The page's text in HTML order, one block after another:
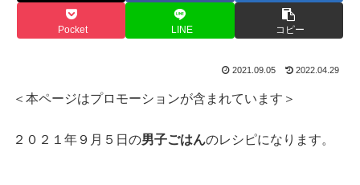
Pocket LINE コピー
2021.09.05 2022.04.29
＜本ページはプロモーションが含まれています＞
２０２１年９月５日の男子ごはんのレシピになります。